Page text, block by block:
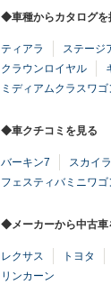
◆車種からカタログを
ティアラ ステージ
クラウンロイヤル
ミディアムクラスワ
◆車クチコミを見る
バーキン7 スカイ
フェスティバミニワゴ
◆メーカーから中古車
レクサス トヨタ
リンカーン